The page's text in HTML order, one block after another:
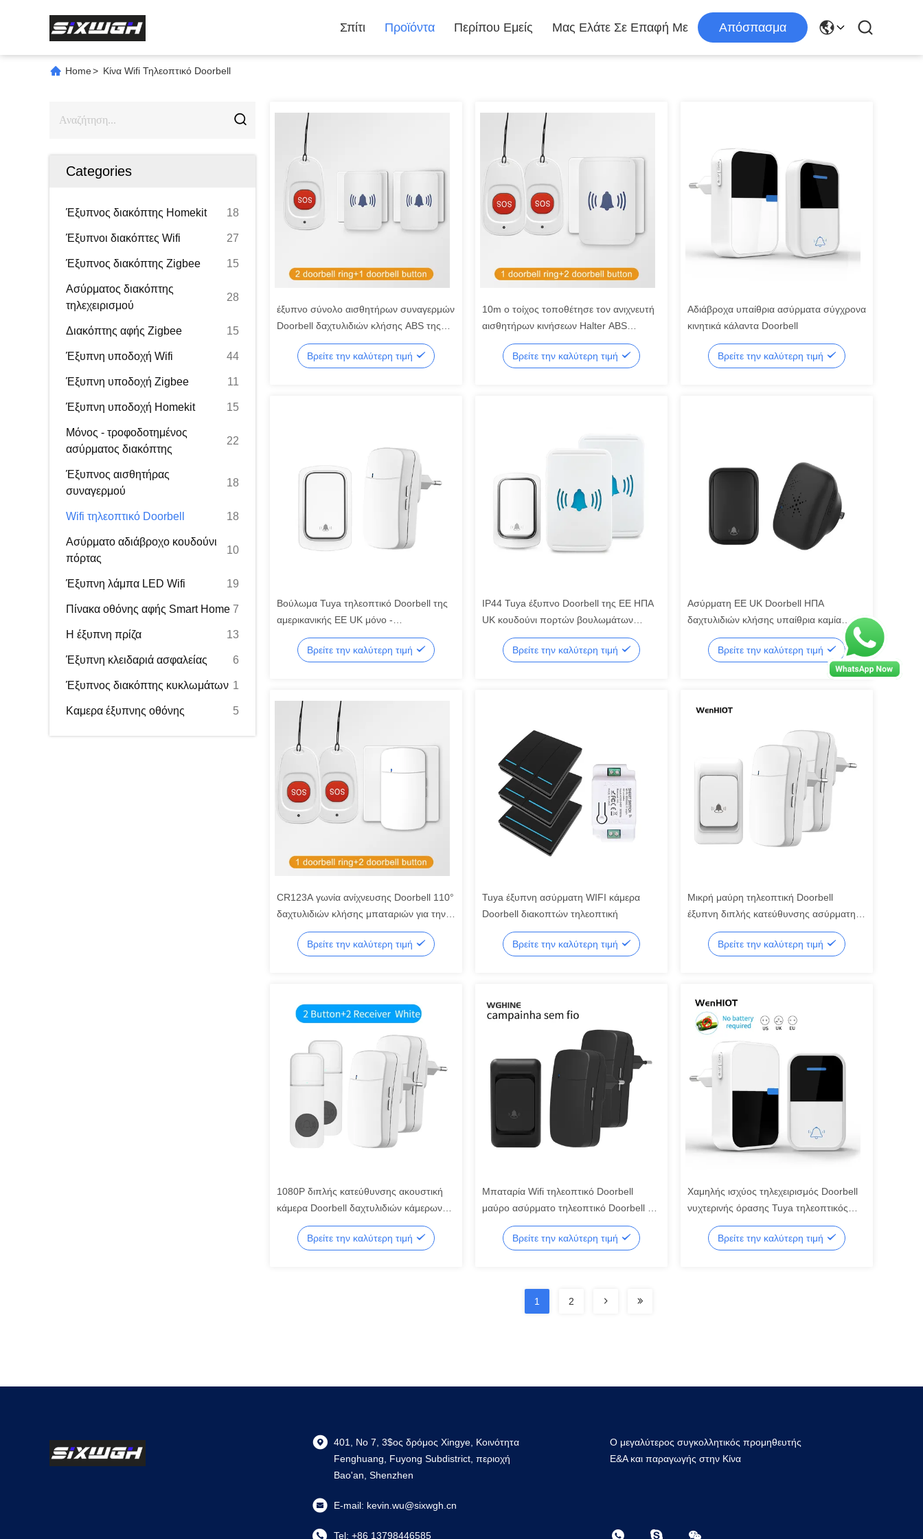
Σπίτι Προϊόντα Περίπου Εμείς Μας Ελάτε Σε Επαφή Με Απόσπασμα
Home> Κίνα Wifi Τηλεοπτικό Doorbell
Categories
Έξυπνος διακόπτης Homekit 18
Έξυπνοι διακόπτες Wifi 27
Έξυπνος διακόπτης Zigbee 15
Ασύρματος διακόπτης
τηλεχειρισμού
28
Διακόπτης αφής Zigbee 15
Έξυπνη υποδοχή Wifi 44
Έξυπνη υποδοχή Zigbee 11
Έξυπνη υποδοχή Homekit 15
Μόνος - τροφοδοτημένος
ασύρματος διακόπτης
22
Έξυπνος αισθητήρας
συναγερμού
18
Wifi τηλεοπτικό Doorbell 18
Ασύρματο αδιάβροχο κουδούνι
πόρτας
10
Έξυπνη λάμπα LED Wifi 19
Πίνακα οθόνης αφής Smart Home 7
Η έξυπνη πρίζα 13
Έξυπνη κλειδαριά ασφαλείας 6
Έξυπνος διακόπτης κυκλωμάτων 1
Καμερα έξυπνης οθόνης 5
έξυπνο σύνολο αισθητήρων συναγερμών
Doorbell δαχτυλιδιών κλήσης ABS της
δεκαετίας του '30
Βρείτε την καλύτερη τιμή
10m ο τοίχος τοποθέτησε τον ανιχνευτή
αισθητήρων κινήσεων Halter ABS
Doorbell δαχτυλιδιών κλήσης
Βρείτε την καλύτερη τιμή
Αδιάβροχα υπαίθρια ασύρματα σύγχρονα
κινητικά κάλαντα Doorbell
Βρείτε την καλύτερη τιμή
Βούλωμα Tuya τηλεοπτικό Doorbell της
αμερικανικής ΕΕ UK μόνο -
τροφοδοτημένο αδιάβροχο κουδούνι
πορτών 150M
Βρείτε την καλύτερη τιμή
IP44 Tuya έξυπνο Doorbell της ΕΕ ΗΠΑ
UK κουδούνι πορτών βουλωμάτων
αδιάβροχο
Βρείτε την καλύτερη τιμή
Ασύρματη ΕΕ UK Doorbell ΗΠΑ
δαχτυλιδιών κλήσης υπαίθρια καμία
καλωδίωση μόνη - τροφοδοτημένο
αδιάβροχο Doorbell 300M
Βρείτε την καλύτερη τιμή
CR123A γωνία ανίχνευσης Doorbell 110°
δαχτυλιδιών κλήσης μπαταριών για την
ασφάλεια λαιμών σας
Βρείτε την καλύτερη τιμή
Tuya έξυπνη ασύρματη WIFI κάμερα
Doorbell διακοπτών τηλεοπτική
Βρείτε την καλύτερη τιμή
Μικρή μαύρη τηλεοπτική Doorbell
έξυπνη διπλής κατεύθυνσης ασύρματη
Doorbell κάμερα Wifi
Βρείτε την καλύτερη τιμή
1080P διπλής κατεύθυνσης ακουστική
κάμερα Doorbell δαχτυλιδιών κάμερων
ασφαλείας HD30W ασύρματη
Βρείτε την καλύτερη τιμή
Μπαταρία Wifi τηλεοπτικό Doorbell
μαύρο ασύρματο τηλεοπτικό Doorbell WI
Βρείτε την καλύτερη τιμή
Χαμηλής ισχύος τηλεχειρισμός Doorbell
νυχτερινής όρασης Tuya τηλεοπτικός
Doorbell 180°
Βρείτε την καλύτερη τιμή
1 2
401, Νο 7, 3$ος δρόμος Xingye, Κοινότητα
Fenghuang, Fuyong Subdistrict, περιοχή
Bao'an, Shenzhen
E-mail: kevin.wu@sixwgh.cn
Tel: +86 13798446585
Ο μεγαλύτερος συγκολλητικός προμηθευτής
Ε&Α και παραγωγής στην Κίνα